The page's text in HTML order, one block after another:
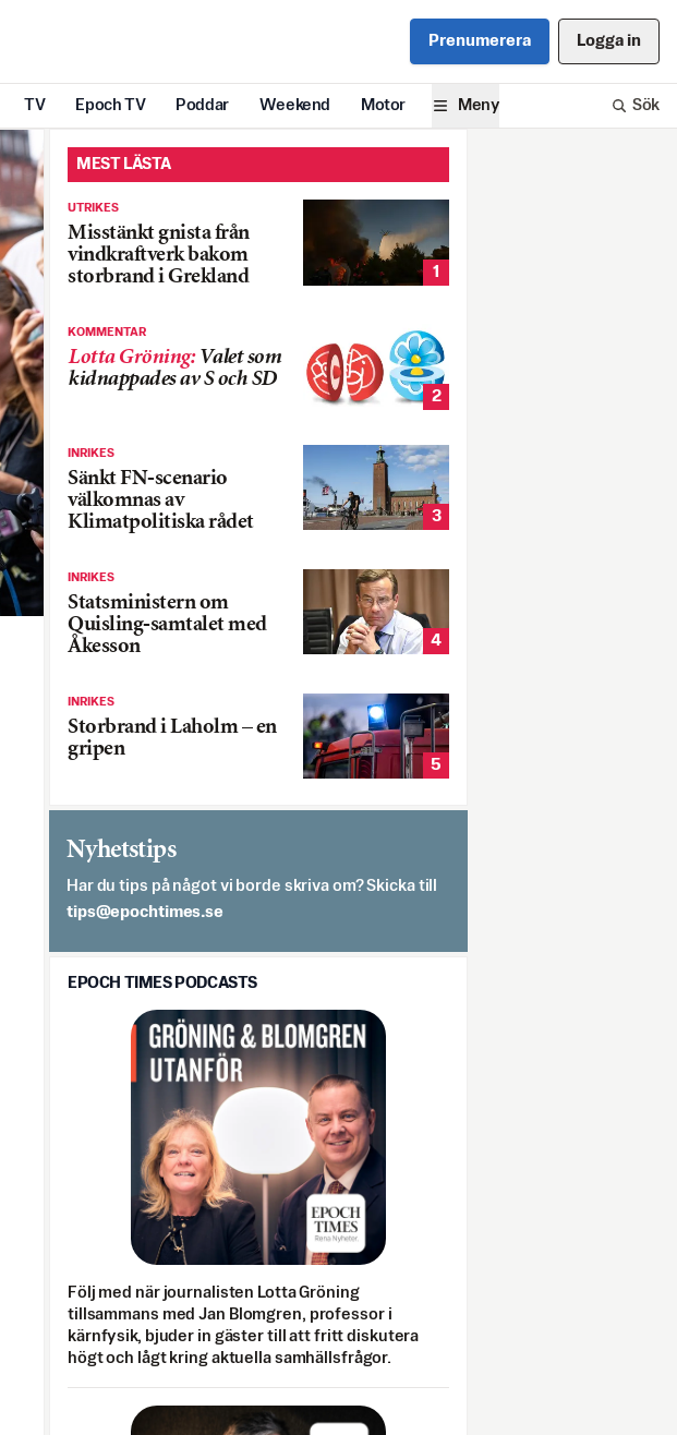
Prenumerera Logga in
TV Epoch TV Poddar Weekend Motor Meny Sök
MEST LÄSTA
UTRIKES
Misstänkt gnista från
vindkraftverk bakom
storbrand i Grekland
1
KOMMENTAR
Lotta Gröning: Valet som
kidnappades av S och SD
2
INRIKES
Sänkt FN-scenario
välkomnas av
Klimatpolitiska rådet
3
INRIKES
Statsministern om
Quisling-samtalet med
Åkesson
4
INRIKES
Storbrand i Laholm – en
gripen
5
Nyhetstips
Har du tips på något vi borde skriva om? Skicka till
es.semithcope@spit
EPOCH TIMES PODCASTS
Följ med när journalisten Lotta Gröning
tillsammans med Jan Blomgren, professor i
kärnfysik, bjuder in gäster till att fritt diskutera
högt och lågt kring aktuella samhällsfrågor.